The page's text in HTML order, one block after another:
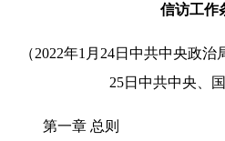
信访工作
（2022年1月24日中共中央政
25日中共中央、
第一章 总则